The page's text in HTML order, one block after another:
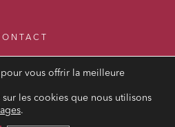
LÉGALES
vous offrir la meilleure
les cookies que nous utilisons
.